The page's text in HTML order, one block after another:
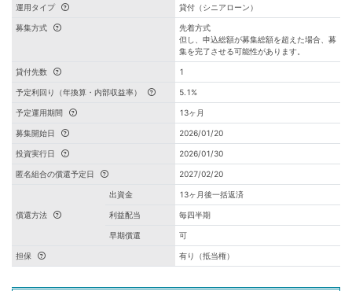
運用タイプ 貸付（シニアローン）
募集方式
先着方式
但し、申込総額が募集総額を超えた場合、募
集を完了させる可能性があります。
貸付先数 1
予定利回り（年換算・内部収益率） 5.1%
予定運用期間 13ヶ月
募集開始日 2026/01/20
投資実行日 2026/01/30
匿名組合の償還予定日 2027/02/20
償還方法
出資金 13ヶ月後一括返済
利益配当 毎四半期
早期償還 可
担保 有り（抵当権）